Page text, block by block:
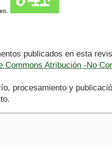
publicados en esta
Commons Atribución -No
procesamiento y